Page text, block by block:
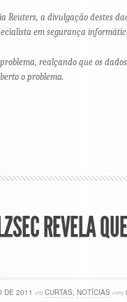
Reuters, a divulgação destes
em segurança
realçando que os
o problema.
REVELA
DE 2011 em CURTAS, NOTÍCIAS com